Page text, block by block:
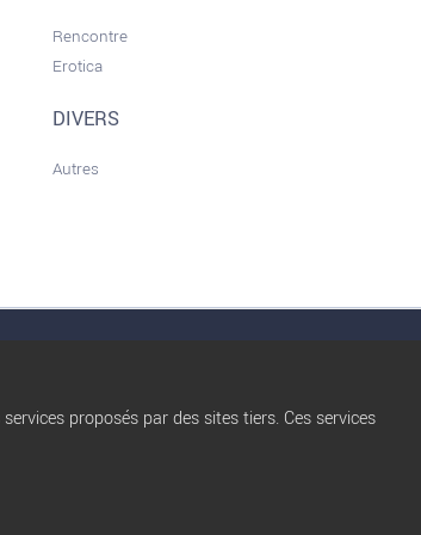
Rencontre
Erotica
DIVERS
Autres
Blog trocbuy
proposés par des sites tiers. Ces services